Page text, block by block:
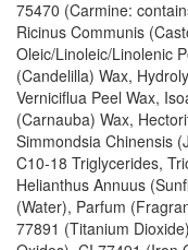
75470 (Carmine:
Ricinus Communis
Oleic/Linoleic/Linolenic
(Candelilla) Wax,
Verniciflua Peel Wax,
(Carnauba) Wax,
Simmondsia Chinensis
C10-18 Triglycerides,
Helianthus Annuus
(Water), Parfum
77891 (Titanium